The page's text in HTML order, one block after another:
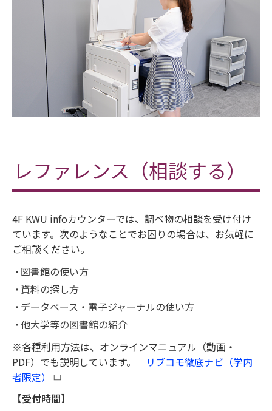
レファレンス（相談する）
4F KWU infoカウンターでは、調べ物の相談を受け付け
ています。次のようなことでお困りの場合は、お気軽に
ご相談ください。
図書館の使い方
資料の探し方
データベース・電子ジャーナルの使い方
他大学等の図書館の紹介
※各種利用方法は、オンラインマニュアル（動画・
PDF）でも説明しています。
リブコモ徹底ナビ（学内
者限定）
【受付時間】